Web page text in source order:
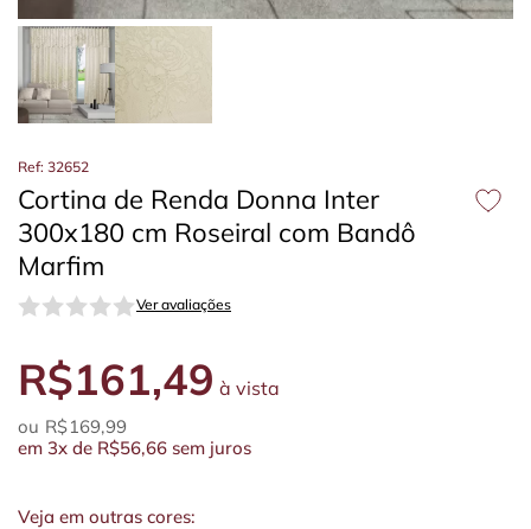
Ref: 32652
Cortina de Renda Donna Inter
300x180 cm Roseiral com Bandô
Marfim
Ver avaliações
R$161,49 à vista
R$169,99
em 3x de R$56,66 sem juros
Veja em outras cores: